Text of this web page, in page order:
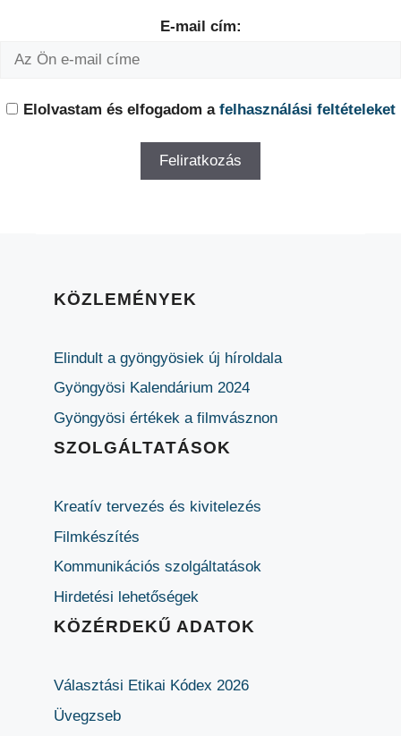
E-mail cím:
Elolvastam és elfogadom a felhasználási feltételeket
KÖZLEMÉNYEK
Elindult a gyöngyösiek új híroldala
Gyöngyösi Kalendárium 2024
Gyöngyösi értékek a filmvásznon
SZOLGÁLTATÁSOK
Kreatív tervezés és kivitelezés
Filmkészítés
Kommunikációs szolgáltatások
Hirdetési lehetőségek
KÖZÉRDEKŰ ADATOK
Választási Etikai Kódex 2026
Üvegzseb